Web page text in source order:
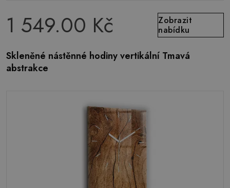
1 549.00 Kč
Zobrazit
nabídku
Skleněné nástěnné hodiny vertikální Tmavá
abstrakce